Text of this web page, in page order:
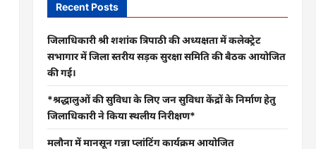
Recent Posts
जिलाधिकारी श्री शशांक त्रिपाठी की अध्यक्षता में कलेक्ट्रेट
सभागार में जिला स्तरीय सड़क सुरक्षा समिति की बैठक आयोजित
की गई।
*श्रद्धालुओं की सुविधा के लिए जन सुविधा केंद्रों के निर्माण हेतु
जिलाधिकारी ने किया स्थलीय निरीक्षण*
मलौना में मानसून गन्ना प्लांटिंग कार्यक्रम आयोजित